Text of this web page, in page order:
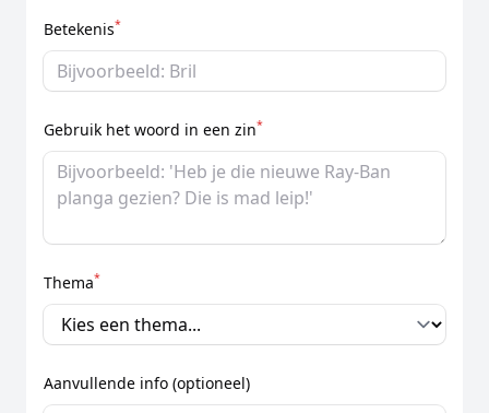
Betekenis*
Gebruik het woord in een zin*
Thema*
Aanvullende info (optioneel)